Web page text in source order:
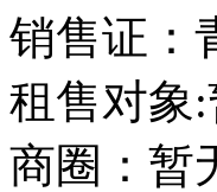
销售证：
租售对象
商圈：暂